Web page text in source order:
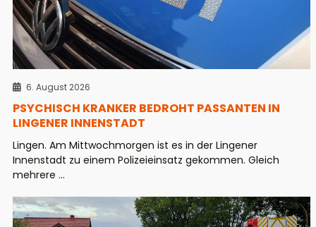
6. August 2026
PSYCHISCH KRANKER BEDROHT PASSANTEN IN
LINGENER INNENSTADT
Lingen. Am Mittwochmorgen ist es in der Lingener
Innenstadt zu einem Polizeieinsatz gekommen. Gleich
mehrere ...